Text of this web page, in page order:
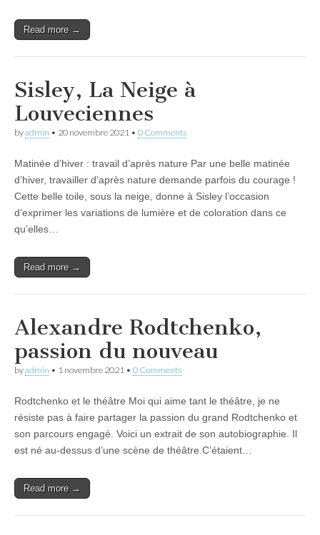
Read more →
Sisley, La Neige à
Louveciennes
byadmin • 20 novembre 2021 • 0 Comments
Matinée d’hiver : travail d’après nature Par une belle matinée
d’hiver, travailler d’après nature demande parfois du courage !
Cette belle toile, sous la neige, donne à Sisley l’occasion
d’exprimer les variations de lumière et de coloration dans ce
qu’elles…
Read more →
Alexandre Rodtchenko,
passion du nouveau
byadmin • 1 novembre 2021 • 0 Comments
Rodtchenko et le théâtre Moi qui aime tant le théâtre, je ne
résiste pas à faire partager la passion du grand Rodtchenko et
son parcours engagé. Voici un extrait de son autobiographie. Il
est né au-dessus d’une scène de théâtre.C’étaient…
Read more →